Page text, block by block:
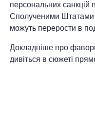
персональних санкцій
Сполученими Штатами
можуть перерости в
Докладніше про
дивіться в сюжеті